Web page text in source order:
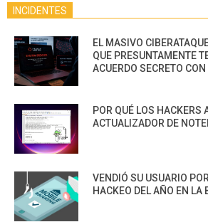
INCIDENTES
EL MASIVO
QUE PRESUNTAMENTE
ACUERDO SECRETO
POR QUÉ LOS HACKERS
ACTUALIZADOR DE
VENDIÓ SU USUARIO
HACKEO DEL AÑO EN LA